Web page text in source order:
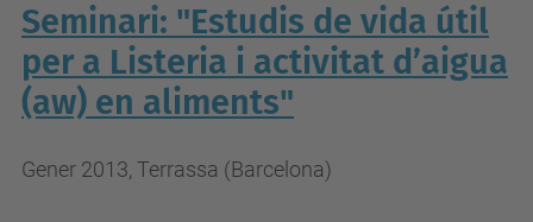
Seminari: "Estudis de vida útil
per a Listeria i activitat d’aigua
(aw) en aliments"
Gener 2013, Terrassa (Barcelona)